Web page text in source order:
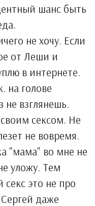
шанс быть
не хочу. Если
от Леши и
в интернете.
на голове
не взглянешь.
сексом. Не
не вовремя.
"мама" во мне не
уложу. Тем
это не про
даже